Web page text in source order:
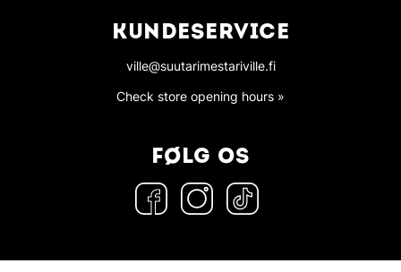
KUNDESERVICE
ville@suutarimestariville.fi
Check store opening hours »
FØLG OS